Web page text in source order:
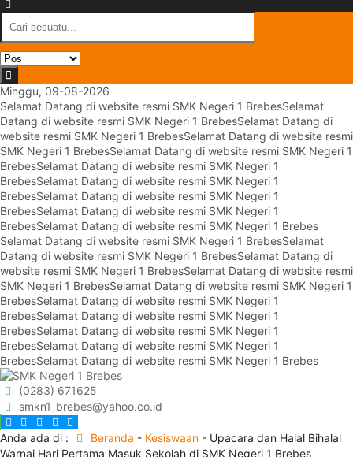
Minggu, 09-08-2026
Selamat Datang di website resmi SMK Negeri 1 BrebesSelamat
Datang di website resmi SMK Negeri 1 BrebesSelamat Datang di
website resmi SMK Negeri 1 BrebesSelamat Datang di website resmi
SMK Negeri 1 BrebesSelamat Datang di website resmi SMK Negeri 1
BrebesSelamat Datang di website resmi SMK Negeri 1
BrebesSelamat Datang di website resmi SMK Negeri 1
BrebesSelamat Datang di website resmi SMK Negeri 1
BrebesSelamat Datang di website resmi SMK Negeri 1
BrebesSelamat Datang di website resmi SMK Negeri 1 Brebes
Selamat Datang di website resmi SMK Negeri 1 BrebesSelamat
Datang di website resmi SMK Negeri 1 BrebesSelamat Datang di
website resmi SMK Negeri 1 BrebesSelamat Datang di website resmi
SMK Negeri 1 BrebesSelamat Datang di website resmi SMK Negeri 1
BrebesSelamat Datang di website resmi SMK Negeri 1
BrebesSelamat Datang di website resmi SMK Negeri 1
BrebesSelamat Datang di website resmi SMK Negeri 1
BrebesSelamat Datang di website resmi SMK Negeri 1
BrebesSelamat Datang di website resmi SMK Negeri 1 Brebes
(0283) 671625
smkn1_brebes@yahoo.co.id
Anda ada di : Beranda - Kesiswaan- Upacara dan Halal Bihalal
Warnai Hari Pertama Masuk Sekolah di SMK Negeri 1 Brebes